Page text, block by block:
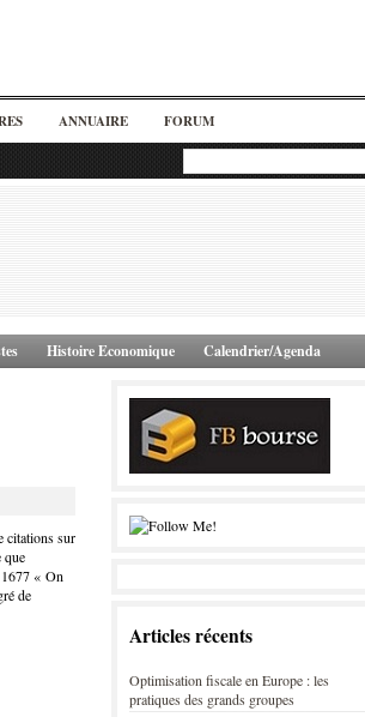
ANNUAIRE FORUM
Histoire Economique Calendrier/Agenda
citations sur
que
« On
de
Articles récents
Optimisation fiscale en Europe : les
pratiques des grands groupes